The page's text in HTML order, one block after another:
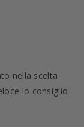
nella scelta
lo consiglio